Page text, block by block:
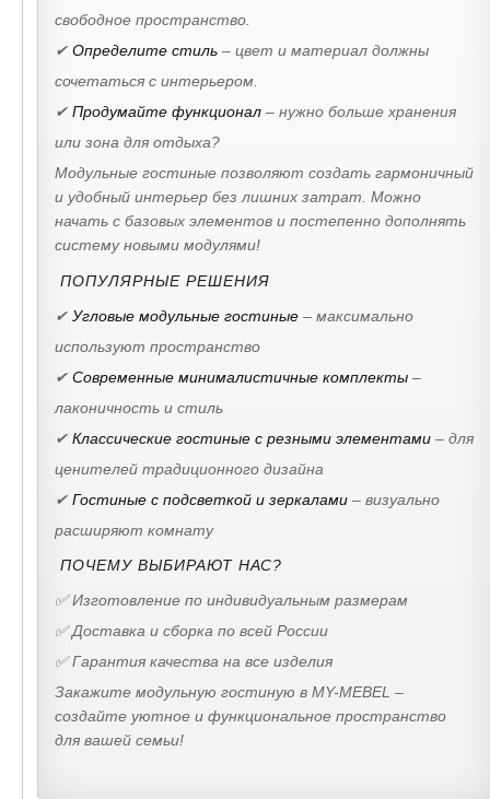
свободное пространство.
✔ Определите стиль – цвет и материал должны
сочетаться с интерьером.
✔ Продумайте функционал – нужно больше хранения
или зона для отдыха?
Модульные гостиные позволяют создать гармоничный
и удобный интерьер без лишних затрат. Можно
начать с базовых элементов и постепенно дополнять
систему новыми модулями!
ПОПУЛЯРНЫЕ РЕШЕНИЯ
✔ Угловые модульные гостиные – максимально
используют пространство
✔ Современные минималистичные комплекты –
лаконичность и стиль
✔ Классические гостиные с резными элементами – для
ценителей традиционного дизайна
✔ Гостиные с подсветкой и зеркалами – визуально
расширяют комнату
ПОЧЕМУ ВЫБИРАЮТ НАС?
✅ Изготовление по индивидуальным размерам
✅ Доставка и сборка по всей России
✅ Гарантия качества на все изделия
Закажите модульную гостиную в MY-MEBEL –
создайте уютное и функциональное пространство
для вашей семьи!